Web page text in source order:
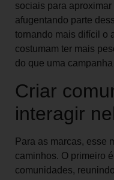
sociais para
afugentando parte
tornando mais difícil o
costumam ter mais
do que uma
Criar
interagir
Para as marcas, esse
caminhos. O primeiro
comunidades,